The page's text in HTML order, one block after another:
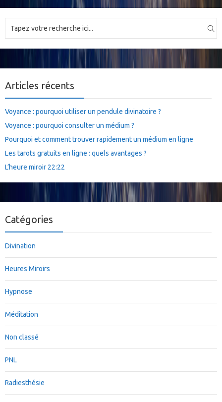
Articles récents
Voyance : pourquoi utiliser un pendule divinatoire ?
Voyance : pourquoi consulter un médium ?
Pourquoi et comment trouver rapidement un médium en ligne
Les tarots gratuits en ligne : quels avantages ?
L’heure miroir 22:22
Catégories
Divination
Heures Miroirs
Hypnose
Méditation
Non classé
PNL
Radiesthésie